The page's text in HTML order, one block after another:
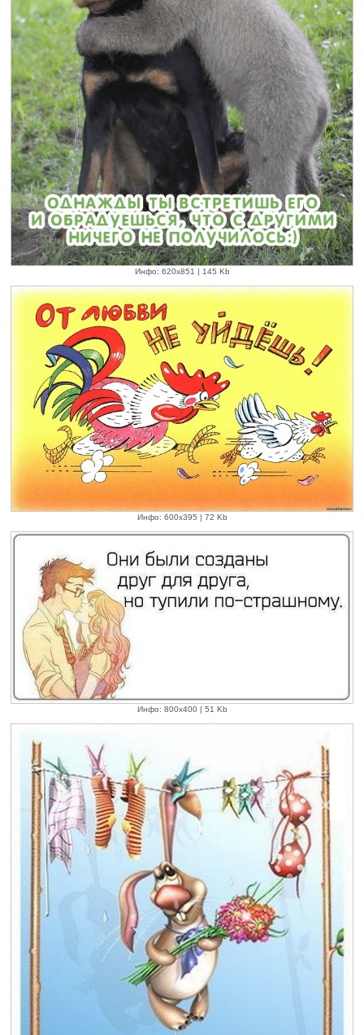
Инфо: 620х851 | 145 Kb
Инфо: 600х395 | 72 Kb
Инфо: 800х400 | 51 Kb